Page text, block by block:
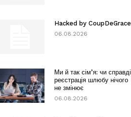
Hacked by CoupDeGrace
06.08.2026
Ми й так сім’я: чи справді
реєстрація шлюбу нічого
не змінює
06.08.2026